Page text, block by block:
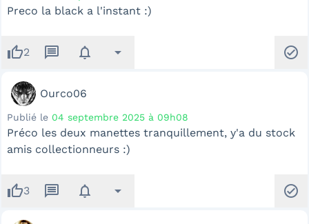
Preco la black a l'instant :)
thumb_up2 message notifications arrow_drop_down check_circle
Ourco06
Publié le 04 septembre 2025 à 09h08
Préco les deux manettes tranquillement, y'a du stock
amis collectionneurs :)
thumb_up3 message notifications arrow_drop_down check_circle